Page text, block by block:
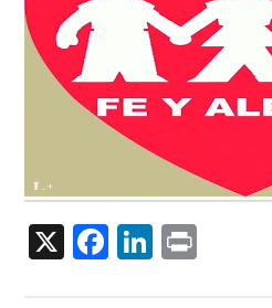
X Facebook
LinkedIn